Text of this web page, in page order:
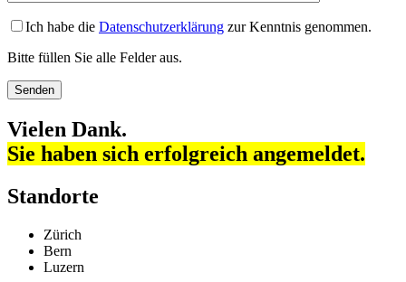
Ich habe die Datenschutzerklärung zur Kenntnis genommen.
Bitte füllen Sie alle Felder aus.
Vielen Dank.
Sie haben sich erfolgreich angemeldet.
Standorte
Zürich
Bern
Luzern